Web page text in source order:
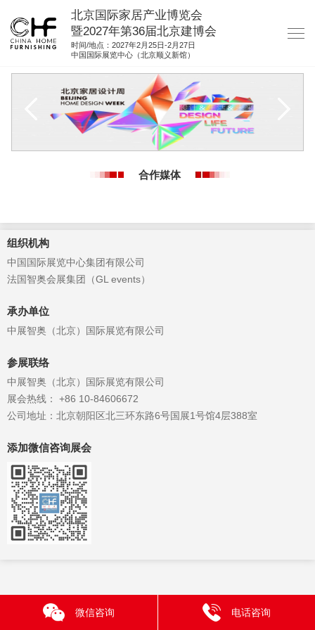
北京国际家居产业博览会
暨2027年第36届北京建博会
时间/地点：2027年2月25日-2月27日
中国国际展览中心（北京顺义新馆）
集团展会
参展联络
合作媒体
组织机构
中国国际展览中心集团有限公司
法国智奥会展集团（GL events）
承办单位
中展智奥（北京）国际展览有限公司
参展联络
中展智奥（北京）国际展览有限公司
展会热线： +86 10-84606672
公司地址：北京朝阳区北三环东路6号国展1号馆4层388室
添加微信咨询展会
微信咨询 电话咨询